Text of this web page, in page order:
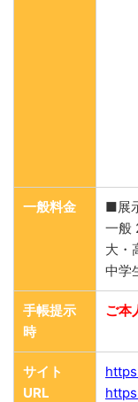
一般料金
■展
一般
大・
中学
手帳提示
時
ご本
サイト
URL